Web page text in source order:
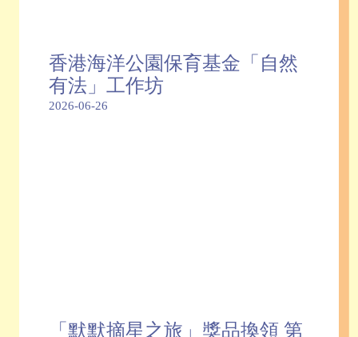
香港海洋公園保育基金「自然
有法」工作坊
2026-06-26
「默默摘星之旅」獎品換領 第